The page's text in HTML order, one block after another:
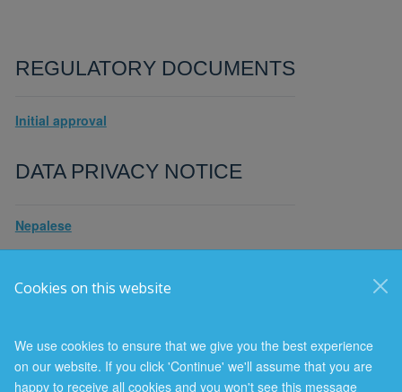
Cookies on this website
We use cookies to ensure that we give you the best experience
on our website. If you click 'Continue' we'll assume that you are
happy to receive all cookies and you won't see this message
REGULATORY DOCUMENTS
Initial approval
DATA PRIVACY NOTICE
Nepalese